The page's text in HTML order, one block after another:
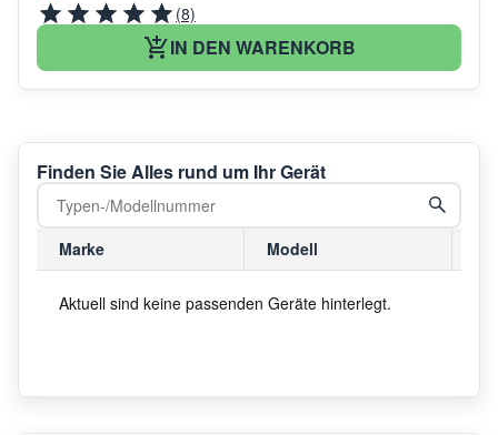
(8)
IN DEN WARENKORB
Finden Sie Alles rund um Ihr Gerät
Marke Modell
Aktuell sind keine passenden Geräte hinterlegt.